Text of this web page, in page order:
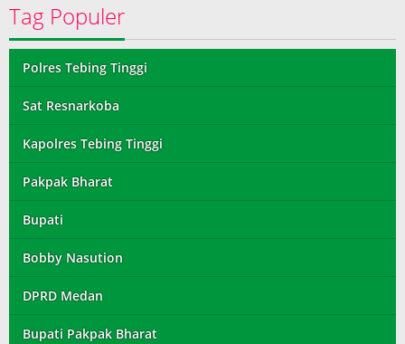
Tag Populer
Polres Tebing Tinggi
Sat Resnarkoba
Kapolres Tebing Tinggi
Pakpak Bharat
Bupati
Bobby Nasution
DPRD Medan
Bupati Pakpak Bharat